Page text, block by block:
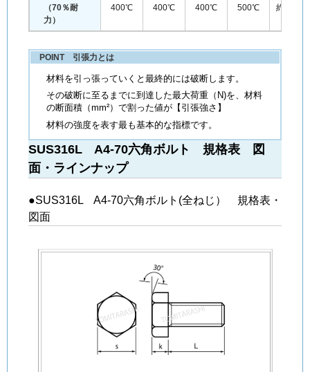
（70％耐
力）
400℃ 400℃ 400℃ 500℃ 約850℃
POINT 引張力とは
材料を引っ張っていくと最終的には破断します。
その破断に至るまでに到達した最大荷重（N)を、材料
の断面積（mm²）で割った値が【引張強さ】
材料の強度を表す最も基本的な指標です。
SUS316L A4-70六角ボルト 規格表 図
面・ラインナップ
●SUS316L A4-70六角ボルト(全ねじ） 規格表・
図面